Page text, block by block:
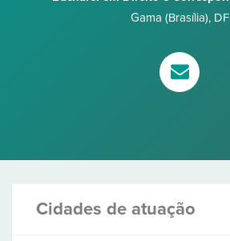
Gama (Brasília), DF
Cidades de atuação